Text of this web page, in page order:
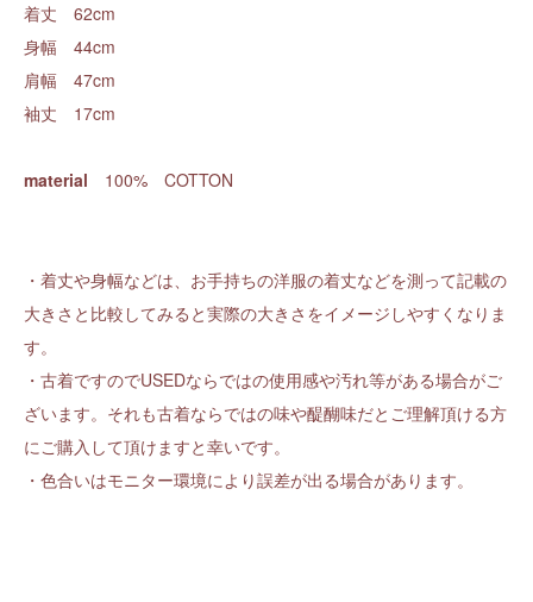
着丈 62cm
身幅 44cm
肩幅 47cm
袖丈 17cm
material 100% COTTON
・着丈や身幅などは、お手持ちの洋服の着丈などを測って記載の
大きさと比較してみると実際の大きさをイメージしやすくなりま
す。
・古着ですのでUSEDならではの使用感や汚れ等がある場合がご
ざいます。それも古着ならではの味や醍醐味だとご理解頂ける方
にご購入して頂けますと幸いです。
・色合いはモニター環境により誤差が出る場合があります。